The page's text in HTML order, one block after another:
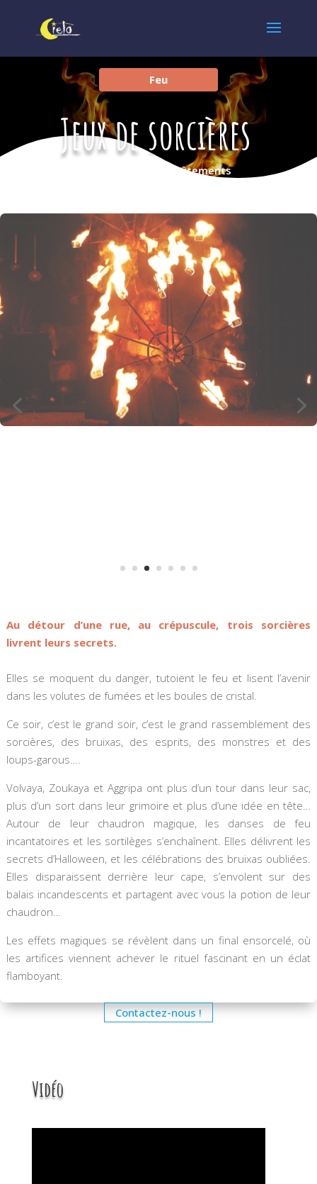
Feu
Jeux de sorcières
Entre sorts et envoûtements
Au détour d’une rue, au crépuscule, trois sorcières
livrent leurs secrets.
Elles se moquent du danger, tutoient le feu et lisent l’avenir
dans les volutes de fumées et les boules de cristal.
Ce soir, c’est le grand soir, c’est le grand rassemblement des
sorcières, des bruixas, des esprits, des monstres et des
loups-garous….
Volvaya, Zoukaya et Aggripa ont plus d’un tour dans leur sac,
plus d’un sort dans leur grimoire et plus d’une idée en tête…
Autour de leur chaudron magique, les danses de feu
incantatoires et les sortilèges s’enchaînent. Elles délivrent les
secrets d’Halloween, et les célébrations des bruixas oubliées.
Elles disparaissent derrière leur cape, s’envolent sur des
balais incandescents et partagent avec vous la potion de leur
chaudron…
Les effets magiques se révèlent dans un final ensorcelé, où
les artifices viennent achever le rituel fascinant en un éclat
flamboyant.
Contactez-nous !
Vidéo